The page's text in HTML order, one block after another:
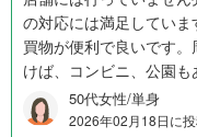
の対応には満足していま
買物が便利で良いです
けば、コンビニ、公園も
50代女性/単身
2026年02月18日に